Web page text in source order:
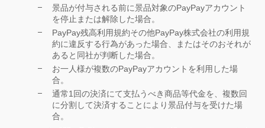
景品が付与される前に景品対象のPayPayアカウント
を停止または解除した場合。
PayPay残高利用規約その他PayPay株式会社の利用規
約に違反する行為があった場合、またはそのおそれが
あると同社が判断した場合。
お一人様が複数のPayPayアカウントを利用した場
合。
通常1回の決済にて支払うべき商品等代金を、複数回
に分割して決済することにより景品付与を受けた場
合。